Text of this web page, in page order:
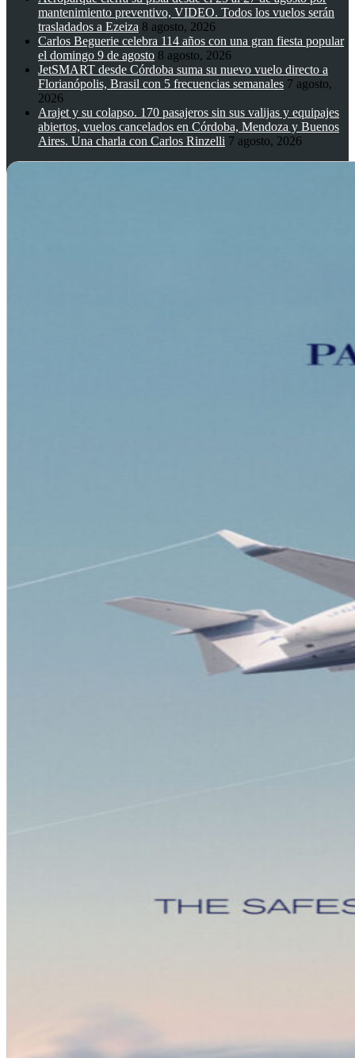
mantenimiento preventivo, VIDEO. Todos los vuelos serán
trasladados a Ezeiza 8 agosto, 2026
Carlos Beguerie celebra 114 años con una gran fiesta popular
el domingo 9 de agosto 8 agosto, 2026
JetSMART desde Córdoba suma su nuevo vuelo directo a
Florianópolis, Brasil con 5 frecuencias semanales 7 agosto,
2026
Arajet y su colapso. 170 pasajeros sin sus valijas y equipajes
abiertos, vuelos cancelados en Córdoba, Mendoza y Buenos
Aires. Una charla con Carlos Rinzelli 7 agosto, 2026